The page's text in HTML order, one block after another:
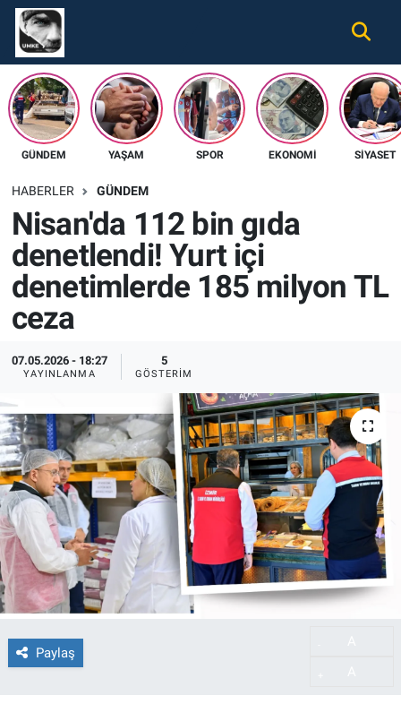
GÜNDEM YAŞAM SPOR EKONOMI SIYASET
HABERLER GÜNDEM
Nisan'da 112 bin gıda
denetlendi! Yurt içi
denetimlerde 185 milyon TL
ceza
07.05.2026 - 18:27
YAYINLANMA
5
GÖSTERIM
Paylaş
Gündem
Ekonomi
Spor
Tüm Haberler
İletişim
Nöbetçi Eczaneler
Hava Durumu
Namaz Vakitleri
Süper Lig Puan Durumu ve Fikstür
Tüm Manşetler